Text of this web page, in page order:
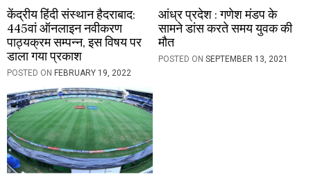
केंद्रीय हिंदी संस्थान हैदराबाद:
445वां ऑनलाइन नवीकरण
पाठ्यक्रम सम्पन्न, इस विषय पर
डाला गया प्रकाश
POSTED ON FEBRUARY 19, 2022
आंध्र प्रदेश : गणेश मंडप के
सामने डांस करते समय युवक की
मौत
POSTED ONSEPTEMBER 13, 2021